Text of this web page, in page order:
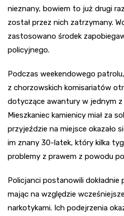
nieznany, bowiem to już drugi
został przez nich zatrzymany.
zastosowano środek
policyjnego.
Podczas weekendowego
z chorzowskich komisariatów
dotyczące awantury w jednym z
Mieszkaniec kamienicy miał za
przyjeździe na miejsce okazało
im znany 30-latek, który kilka
problemy z prawem z powodu
Policjanci postanowili dokładnie
mając na względzie
narkotykami. Ich podejrzenia